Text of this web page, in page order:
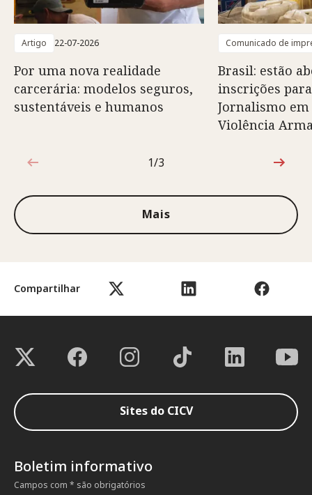
Compartilhar
Artigo 22-07-2026
Por uma nova realidade
carcerária: modelos seguros,
sustentáveis e humanos
Comunicado de
Brasil: estão
inscrições
Jornalismo
Violência
1 de 3
1/3
Mais
Sites do CICV
Boletim informativo
Campos com * são obrigatórios